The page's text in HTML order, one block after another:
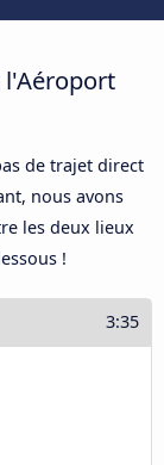
l'Aéroport
de trajet direct
nous avons
les deux lieux
!
3:35